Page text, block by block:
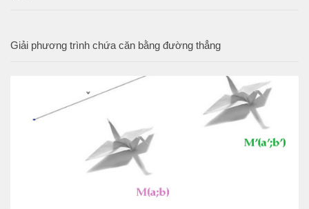
Giải phương trình chứa căn bằng đường thẳng